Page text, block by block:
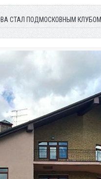
СТАЛ ПОДМОСКОВНЫМ КЛУБОМ